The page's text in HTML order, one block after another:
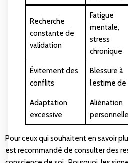
Recherche
constante de
validation
Fatigue
mentale,
stress
chronique
Évitement des
conflits
Blessure à
l’estime de
Adaptation
excessive
Aliénation
personnelle
Pour ceux qui souhaitent en savoir
est recommandé de consulter des